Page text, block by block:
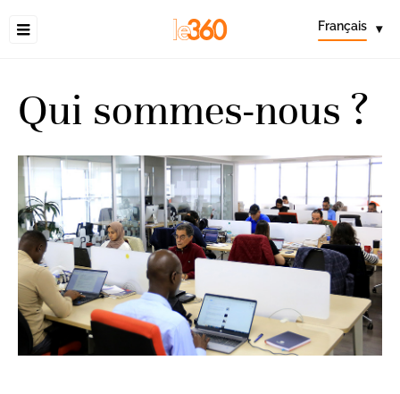
Français ▾
Qui sommes-nous ?